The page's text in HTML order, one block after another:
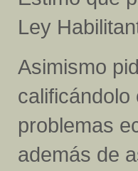
Ley
Asimismo
calificándolo
problemas
además de